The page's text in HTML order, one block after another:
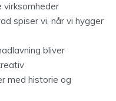
virksomheder
spiser vi, når vi hygger
bliver
med historie og